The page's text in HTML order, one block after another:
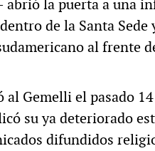
abrió la puerta a una
de la Santa Sede
al frente
al Gemelli el pasado
su ya deteriorado
difundidos